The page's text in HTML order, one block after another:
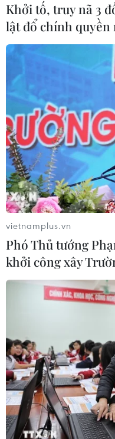
Hàn Quốc áp dụng
trợ 6 ngành công
07/08/2026 10:21
Trung Quốc hoàn
chất mới của toàn bộ
07/08/2026 08:52
Australia đề cao hợp
vì hòa bình, ổn định
Cựu Đại sứ Australia:
tác mới cho quan hệ
Australia
Hãng hàng không Air
Hàn Quốc nối lại
Incheon-TP Hồ Chí
07/08/2026 04:28
Khởi tố, truy nã 3
lật đổ chính quyền
vietnamplus.vn
Phó Thủ tướng
khởi công xây